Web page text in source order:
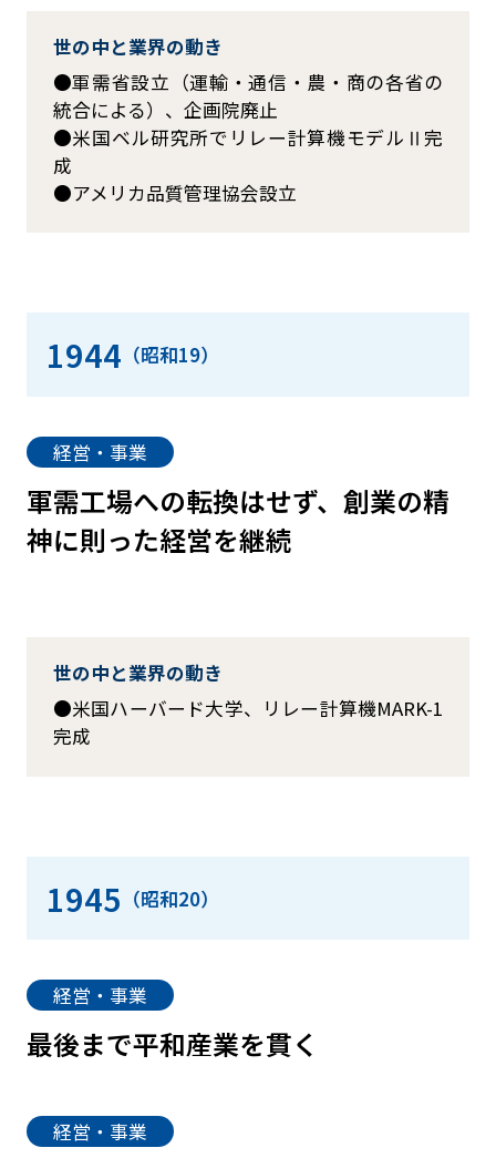
世の中と業界の動き
軍需省設立（運輸・通信・農・商の各省の
統合による）、企画院廃止
米国ベル研究所でリレー計算機モデルⅡ完
成
アメリカ品質管理協会設立
1944 （昭和19）
経営・事業
軍需工場への転換はせず、創業の精
神に則った経営を継続
世の中と業界の動き
米国ハーバード大学、リレー計算機MARK-1
完成
1945 （昭和20）
経営・事業
最後まで平和産業を貫く
経営・事業